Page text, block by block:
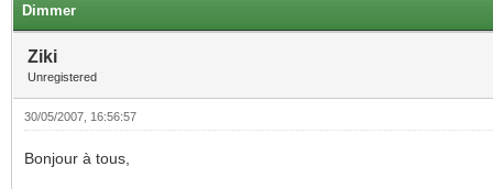
Dimmer
Ziki
Unregistered
30/05/2007, 16:56:57
Bonjour à tous,